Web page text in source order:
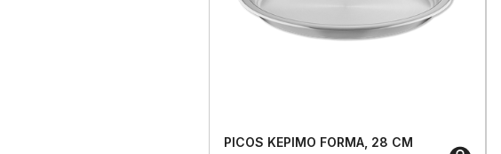
PICOS KEPIMO FORMA, 28 CM